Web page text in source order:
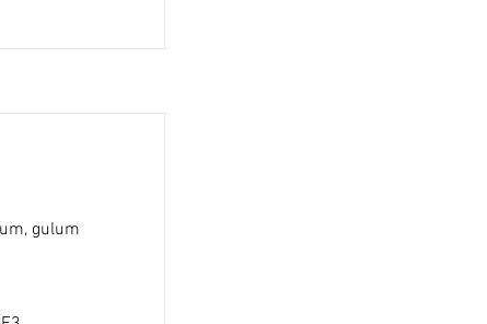
gulum